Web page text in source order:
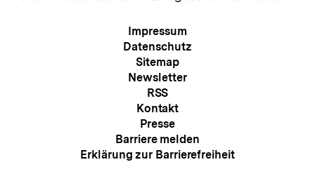
Meta-
Navigation
Impressum
Datenschutz
Sitemap
Newsletter
RSS
Kontakt
Presse
Barriere melden
Erklärung zur Barrierefreiheit